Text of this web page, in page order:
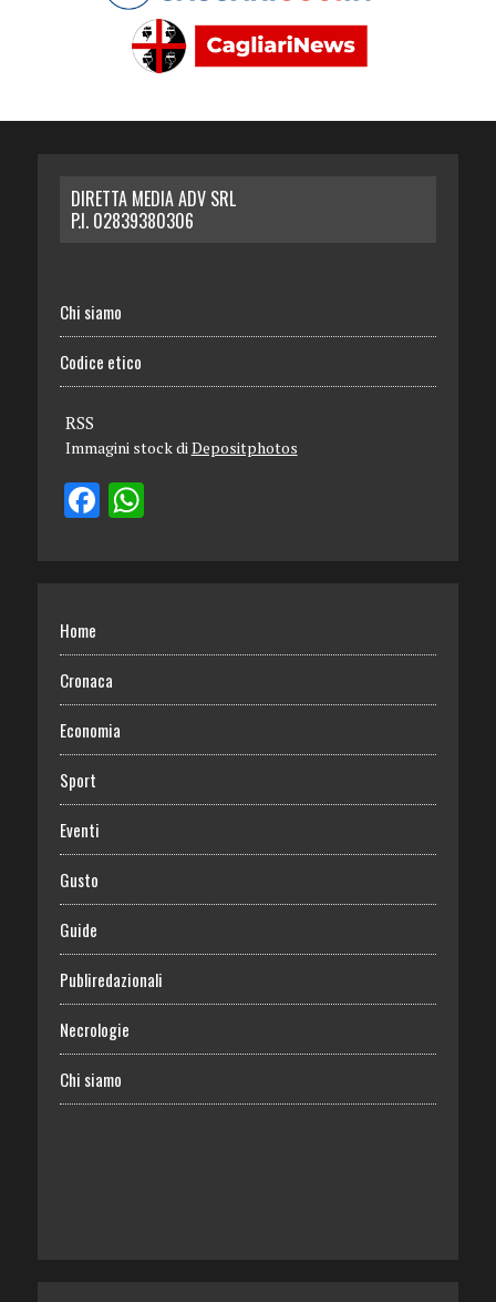
DIRETTA MEDIA ADV SRL
P.I. 02839380306
Chi siamo
Codice etico
RSS
Immagini stock di Depositphotos
Home
Cronaca
Economia
Sport
Eventi
Gusto
Guide
Publiredazionali
Necrologie
Chi siamo